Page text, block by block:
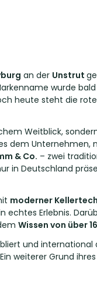
an der Unstrut
wurde
heute steht die
Weitblick,
dem Unternehmen,
& Co. – zwei
in Deutschland
moderner
echtes Erlebnis.
Wissen von über
und international
weiterer Grund